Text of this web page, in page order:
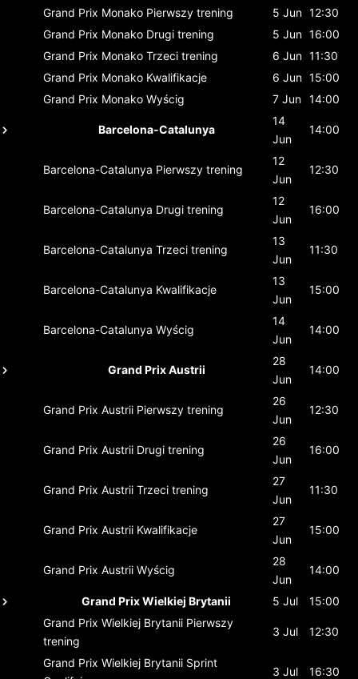
Grand Prix Monako Pierwszy trening 5 Jun 12:30
Grand Prix Monako Drugi trening 5 Jun 16:00
Grand Prix Monako Trzeci trening 6 Jun 11:30
Grand Prix Monako Kwalifikacje 6 Jun 15:00
Grand Prix Monako Wyścig 7 Jun 14:00
Barcelona-Catalunya
14
Jun
14:00
Barcelona-Catalunya Pierwszy trening
12
Jun
12:30
Barcelona-Catalunya Drugi trening
12
Jun
16:00
Barcelona-Catalunya Trzeci trening
13
Jun
11:30
Barcelona-Catalunya Kwalifikacje
13
Jun
15:00
Barcelona-Catalunya Wyścig
14
Jun
14:00
Grand Prix Austrii
28
Jun
14:00
Grand Prix Austrii Pierwszy trening
26
Jun
12:30
Grand Prix Austrii Drugi trening
26
Jun
16:00
Grand Prix Austrii Trzeci trening
27
Jun
11:30
Grand Prix Austrii Kwalifikacje
27
Jun
15:00
Grand Prix Austrii Wyścig
28
Jun
14:00
Grand Prix Wielkiej Brytanii 5 Jul
15:00
Grand Prix Wielkiej Brytanii Pierwszy
trening
3 Jul 12:30
Grand Prix Wielkiej Brytanii Sprint
3 Jul 16:30